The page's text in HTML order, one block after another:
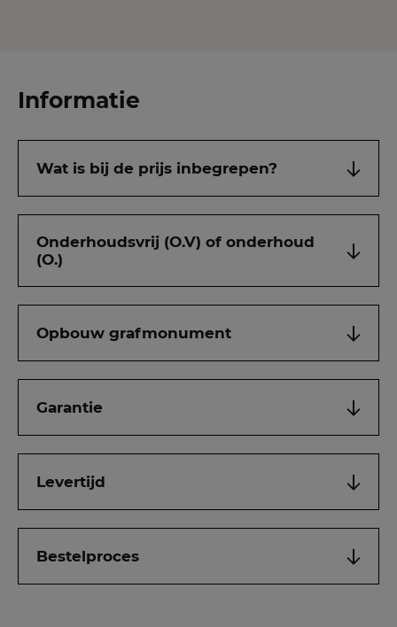
Informatie
Wat is bij de prijs inbegrepen?
Onderhoudsvrij (O.V) of onderhoud
(O.)
Opbouw grafmonument
Garantie
Levertijd
Bestelproces